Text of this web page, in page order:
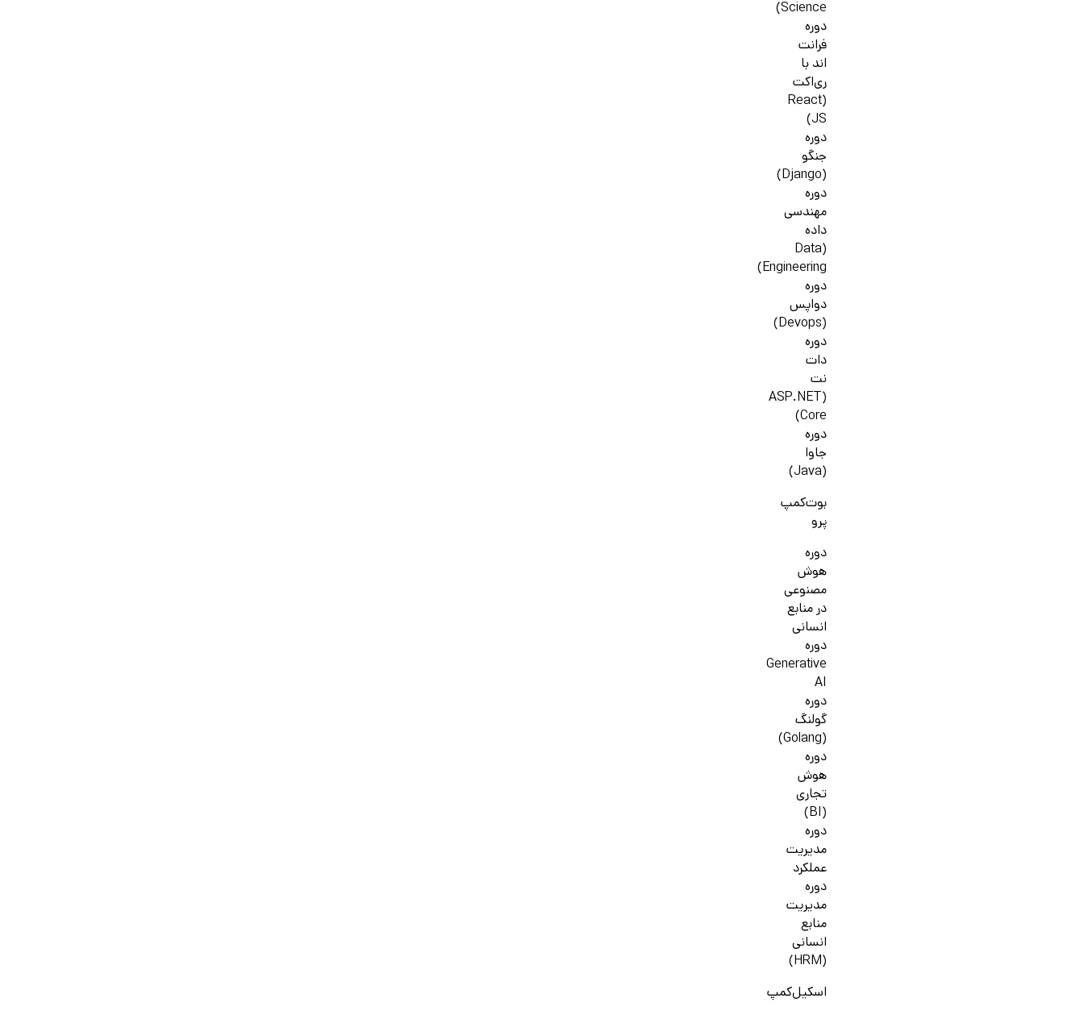
Science)
دوره
فرانت
اند با
ری‌اکت
(React
JS)
دوره
جنگو
(Django)
دوره
مهندسی
داده
(Data
Engineering)
دوره
دواپس
(Devops)
دوره
دات
نت
(ASP.NET
Core)
دوره
جاوا
(Java)
بوت‌کمپ
پرو
دوره
هوش
مصنوعی
در منابع
انسانی
دوره
Generative
AI
دوره
گولنگ
(Golang)
دوره
هوش
تجاری
(BI)
دوره
مدیریت
عملکرد
دوره
مدیریت
منابع
انسانی
(HRM)
اسکیل‌کمپ